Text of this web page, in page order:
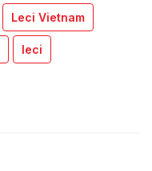
Leci Vietnam
leci